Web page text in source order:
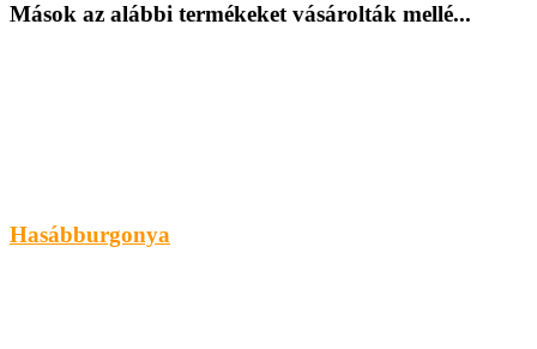
Mások az alábbi termékeket vásárolták mellé...
Hasábburgonya